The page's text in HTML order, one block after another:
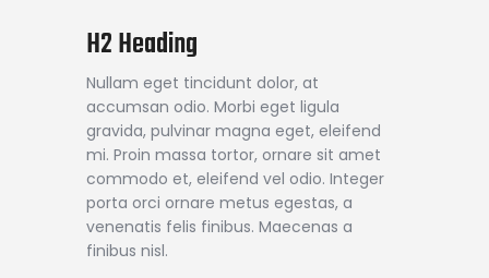
H2 Heading
Nullam eget tincidunt dolor, at
accumsan odio. Morbi eget ligula
gravida, pulvinar magna eget, eleifend
mi. Proin massa tortor, ornare sit amet
commodo et, eleifend vel odio. Integer
porta orci ornare metus egestas, a
venenatis felis finibus. Maecenas a
finibus nisl.